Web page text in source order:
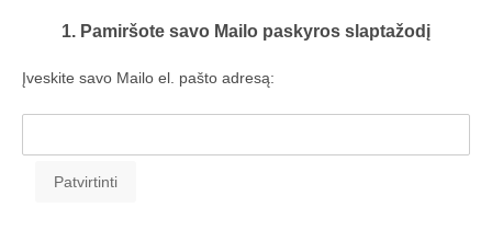
1. Pamiršote savo Mailo paskyros slaptažodį
Įveskite savo Mailo el. pašto adresą: